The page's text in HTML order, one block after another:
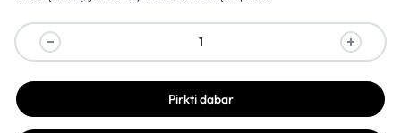
Pirkti dabar